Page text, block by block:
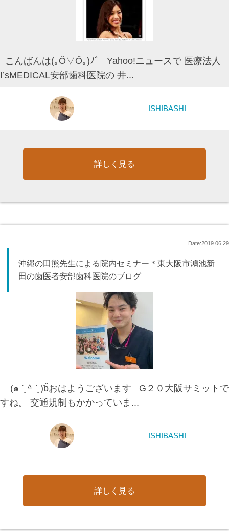
こんばんは(｡Ő▽Ő｡)ﾉﾞ Yahoo!ニュースで 医療法人
I’sMEDICAL安部歯科医院の 井...
ISHIBASHI
詳しく見る
Date:2019.06.29
沖縄の田熊先生による院内セミナー＊東大阪市鴻池新
田の歯医者安部歯科医院のブログ
(๑ ˊ͈ ᐞ ˋ͈ )ƅ̋おはようございます G２０大阪サミットで
すね。 交通規制もかかっていま...
ISHIBASHI
詳しく見る